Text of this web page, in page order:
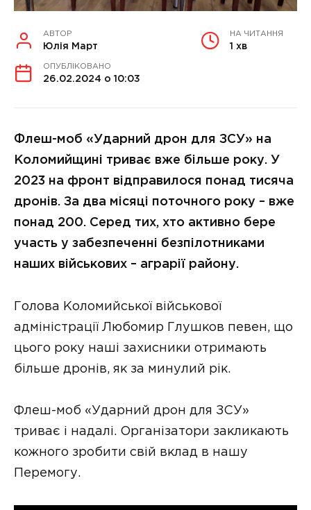
АВТОР
Юлія Март
НА ЧИТАННЯ
1 хв
ОПУБЛІКОВАНО
26.02.2024 о 10:03
Флеш-моб «Ударний дрон для ЗСУ» на
Коломийщині триває вже більше року. У
2023 на фронт відправилося понад тисяча
дронів. За два місяці поточного року – вже
понад 200. Серед тих, хто активно бере
участь у забезпеченні безпілотниками
наших військових – аграрії району.
Голова Коломийської військової
адміністрації Любомир Глушков певен, що
цього року наші захисники отримають
більше дронів, як за минулий рік.
Флеш-моб «Ударний дрон для ЗСУ»
триває і надалі. Організатори закликають
кожного зробити свій вклад в нашу
Перемогу.